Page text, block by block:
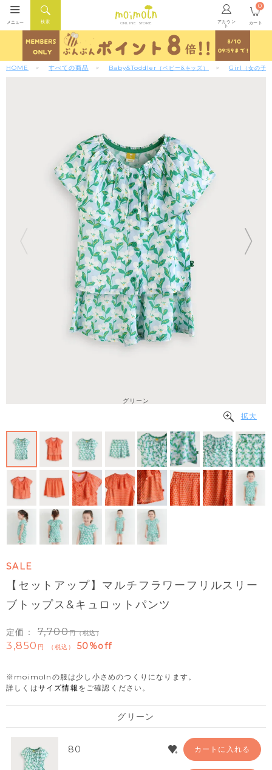
ONLINE STORE アカウン
ト
検索
メニュー カート
0
HOME すべての商品 Baby&Toddler （ベビー&キッズ） Girl （女の子）
グリーン
拡大
SALE
【セットアップ】マルチフラワーフリルスリー
ブトップス&キュロットパンツ
定価： 7,700 （税込）
3,850 税込 50%off
※moimolnの服は少し小さめのつくりになります。
詳しくはサイズ情報 をご確認ください。
グリーン
80 カートに入れる